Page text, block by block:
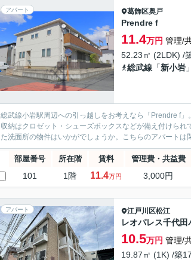
アパート 葛飾区奥戸
Prendre f
11.4万円 管理/
52.23㎡ (2LDK) /
総武線 「新小岩
総武線小岩駅周辺への引っ越しをお考えなら「Prendre f
収納はクロゼット・シューズボックスなどが備え付けら
た洗面所の物件はいかがでしょうか。こちらのアパート
部屋番号 所在階 賃料 管理費・共益費
101 1階 11.4万円 3,000円
アパート 江戸川区松江
レオパレス千代田
10.5万円 管理/
19.87㎡ (1K) /築